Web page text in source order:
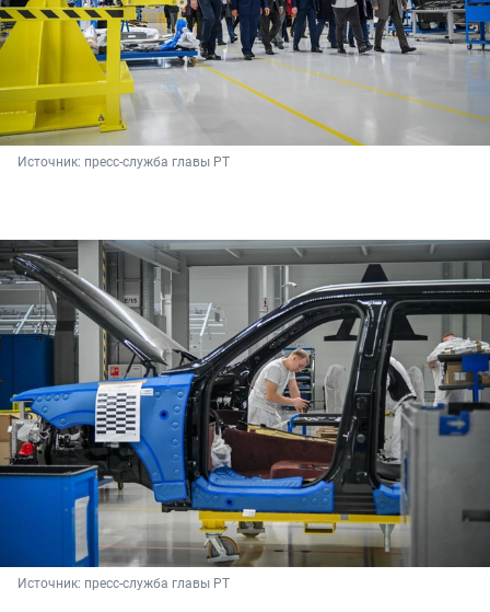
Источник: пресс-служба главы РТ
Источник: пресс-служба главы РТ